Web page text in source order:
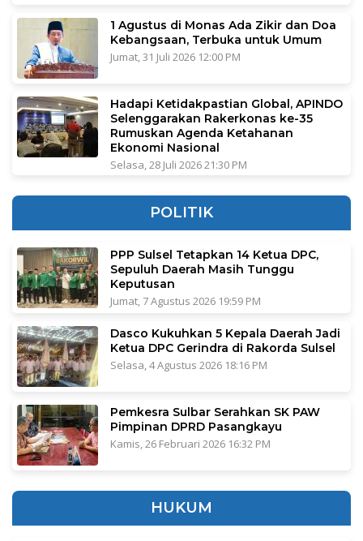
1 Agustus di Monas Ada Zikir dan Doa
Kebangsaan, Terbuka untuk Umum
Jumat, 31 Juli 2026 12:00 PM
Hadapi Ketidakpastian Global, APINDO
Selenggarakan Rakerkonas ke-35
Rumuskan Agenda Ketahanan
Ekonomi Nasional
Selasa, 28 Juli 2026 21:30 PM
POLITIK
PPP Sulsel Tetapkan 14 Ketua DPC,
Sepuluh Daerah Masih Tunggu
Keputusan
Jumat, 7 Agustus 2026 19:59 PM
Dasco Kukuhkan 5 Kepala Daerah Jadi
Ketua DPC Gerindra di Rakorda Sulsel
Selasa, 4 Agustus 2026 18:16 PM
Pemkesra Sulbar Serahkan SK PAW
Pimpinan DPRD Pasangkayu
Kamis, 26 Februari 2026 16:32 PM
HUKUM